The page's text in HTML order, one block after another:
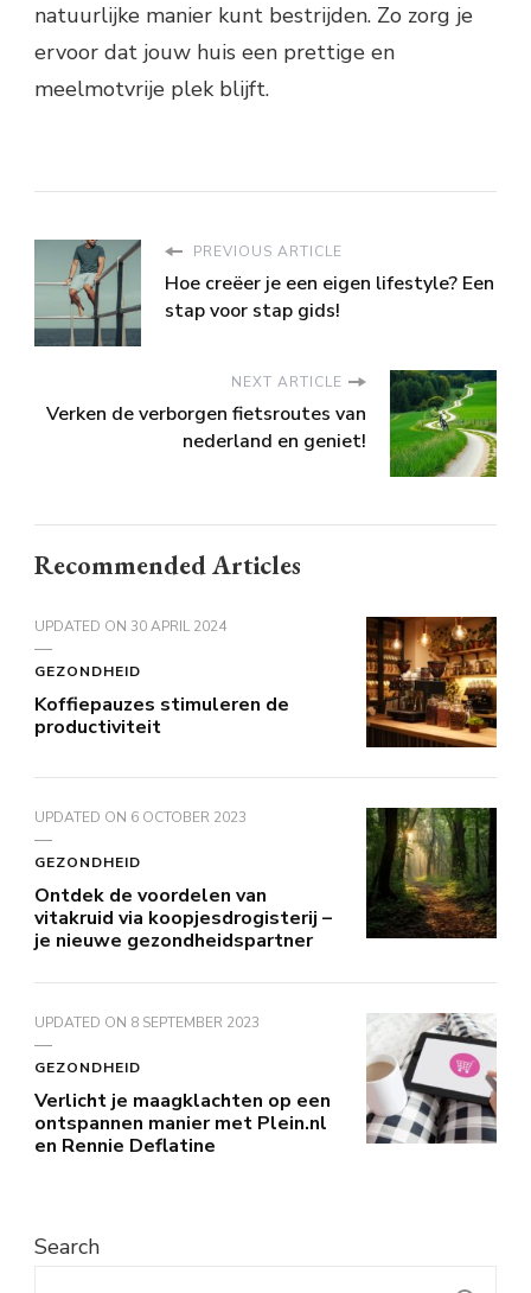
natuurlijke manier kunt bestrijden. Zo zorg je
ervoor dat jouw huis een prettige en
meelmotvrije plek blijft.
PREVIOUS ARTICLE
Hoe creëer je een eigen lifestyle? Een
stap voor stap gids!
NEXT ARTICLE
Verken de verborgen fietsroutes van
nederland en geniet!
Recommended Articles
UPDATED ON 30 APRIL 2024
GEZONDHEID
Koffiepauzes stimuleren de
productiviteit
UPDATED ON 6 OCTOBER 2023
GEZONDHEID
Ontdek de voordelen van
vitakruid via koopjesdrogisterij –
je nieuwe gezondheidspartner
UPDATED ON 8 SEPTEMBER 2023
GEZONDHEID
Verlicht je maagklachten op een
ontspannen manier met Plein.nl
en Rennie Deflatine
Search